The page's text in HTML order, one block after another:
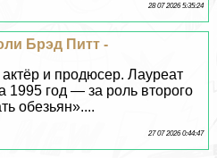
28 07 2026 5:35:24
Брэд Питт -
и продюсер. Лауреат
1995 год — за роль второго
обезьян»....
27 07 2026 0:44:47